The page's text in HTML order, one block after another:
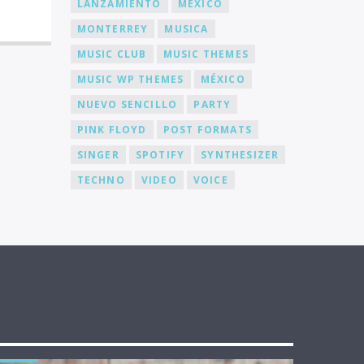
LANZAMIENTO
MEXICO
MONTERREY
MUSICA
MUSIC CLUB
MUSIC THEMES
MUSIC WP THEMES
MÉXICO
NUEVO SENCILLO
PARTY
PINK FLOYD
POST FORMATS
SINGER
SPOTIFY
SYNTHESIZER
TECHNO
VIDEO VOICE